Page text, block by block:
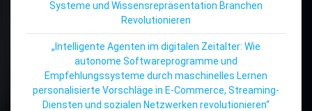
Systeme und Wissensrepräsentation Branchen
Revolutionieren
„Intelligente Agenten im digitalen Zeitalter: Wie
autonome Softwareprogramme und
Empfehlungssysteme durch maschinelles Lernen
personalisierte Vorschläge in E-Commerce, Streaming-
Diensten und sozialen Netzwerken revolutionieren“